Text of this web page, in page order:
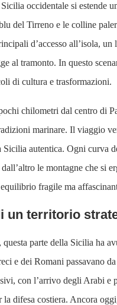
occidentale si estende
del Tirreno e le colline
d’accesso all’isola,
al tramonto. In questo
di cultura e trasformazioni.
chilometri dal centro di
marinare. Il viaggio
Sicilia autentica. Ogni curva
dall’altro le montagne che si
fragile ma
un territorio
questa parte della Sicilia ha
e dei Romani passavano
con l’arrivo degli Arabi
la difesa costiera. Ancora